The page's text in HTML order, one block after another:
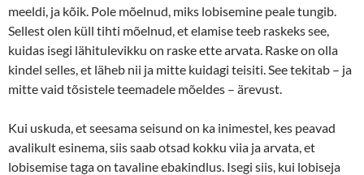
meeldi, ja kõik. Pole mõelnud, miks lobisemine peale tungib.
Sellest olen küll tihti mõelnud, et elamise teeb raskeks see,
kuidas isegi lähitulevikku on raske ette arvata. Raske on olla
kindel selles, et läheb nii ja mitte kuidagi teisiti. See tekitab – ja
mitte vaid tõsistele teemadele mõeldes – ärevust.
Kui uskuda, et seesama seisund on ka inimestel, kes peavad
avalikult esinema, siis saab otsad kokku viia ja arvata, et
lobisemise taga on tavaline ebakindlus. Isegi siis, kui lobiseja